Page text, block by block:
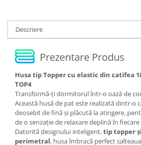
Descriere
Prezentare Produs
Husa tip Topper cu elastic din catifea
TOP4
Transformă-ți dormitorul într-o oază de
Această husă de pat este realizată dintr-o
deosebit de fină și plăcută la atingere,
de o senzație de relaxare deplină în fiecare
Datorită designului inteligent,tip topper
perimetral, husa îmbracă perfect